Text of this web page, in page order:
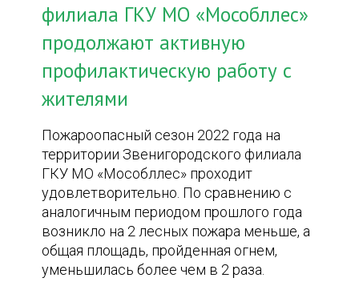
филиала ГКУ МО «Мособллес»
продолжают активную
профилактическую работу с
жителями
Пожароопасный сезон 2022 года на
территории Звенигородского филиала
ГКУ МО «Мособллес» проходит
удовлетворительно. По сравнению с
аналогичным периодом прошлого года
возникло на 2 лесных пожара меньше, а
общая площадь, пройденная огнем,
уменьшилась более чем в 2 раза.